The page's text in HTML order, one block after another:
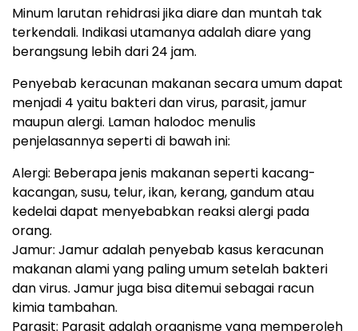
Minum larutan rehidrasi jika diare dan muntah tak
terkendali. Indikasi utamanya adalah diare yang
berangsung lebih dari 24 jam.
Penyebab keracunan makanan secara umum dapat
menjadi 4 yaitu bakteri dan virus, parasit, jamur
maupun alergi. Laman halodoc menulis
penjelasannya seperti di bawah ini:
Alergi: Beberapa jenis makanan seperti kacang-
kacangan, susu, telur, ikan, kerang, gandum atau
kedelai dapat menyebabkan reaksi alergi pada
orang.
Jamur: Jamur adalah penyebab kasus keracunan
makanan alami yang paling umum setelah bakteri
dan virus. Jamur juga bisa ditemui sebagai racun
kimia tambahan.
Parasit: Parasit adalah organisme yang memperoleh